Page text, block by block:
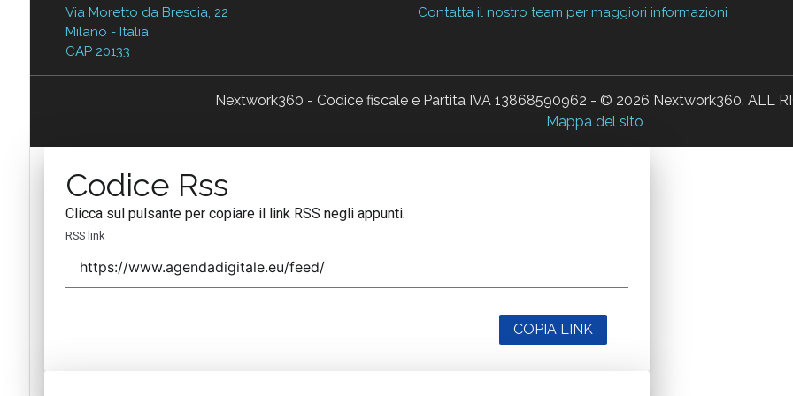
Via Moretto da Brescia, 22
Milano - Italia
CAP 20133
Contatta il nostro team per maggiori informazioni
Nextwork360 - Codice fiscale e Partita IVA 13868590962 - © 2026 Nextwork360. ALL
Mappa del sito
Codice Rss
Clicca sul pulsante per copiare il link RSS negli appunti.
RSS link
COPIA LINK